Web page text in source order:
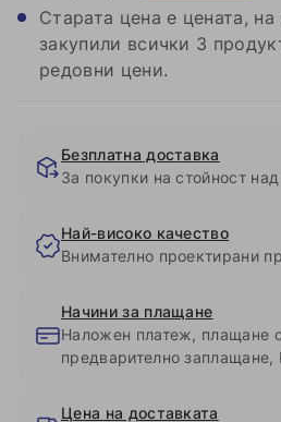
Старата цена е цената,
закупили всички 3
редовни цени.
Безплатна доставка
За покупки на стойност
Най-високо качество
Внимателно проектирани
Начини за плащане
Наложен платеж, плащане
предварително заплащане,
Цена на доставката